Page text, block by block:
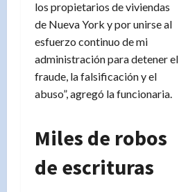
los propietarios de viviendas
de Nueva York y por unirse al
esfuerzo continuo de mi
administración para detener el
fraude, la falsificación y el
abuso”, agregó la funcionaria.
Miles de robos
de escrituras